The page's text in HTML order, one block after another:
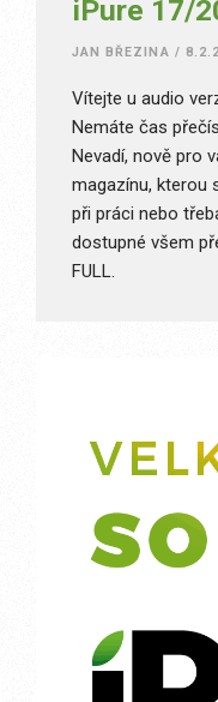
iPure 17/
JAN BŘEZINA /
Vítejte u audio
Nemáte čas
Nevadí, nově pro
magazínu, kterou
při práci nebo
dostupné všem
FULL.